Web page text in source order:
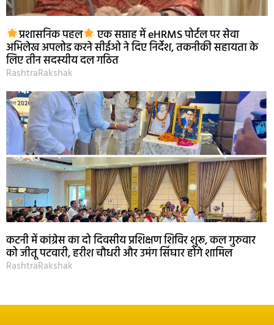
प्रशासनिक पहल एक सप्ताह में eHRMS पोर्टल पर सेवा
अभिलेख अपलोड करने सीईओ ने दिए निर्देश, तकनीकी सहायता के
लिए तीन सदस्यीय दल गठित
RashtraRakshak
कटनी में कांग्रेस का दो दिवसीय प्रशिक्षण शिविर शुरू, कल गुरुवार
को जीतू पटवारी, हरीश चौधरी और उमंग सिंघार होंगे शामिल
RashtraRakshak